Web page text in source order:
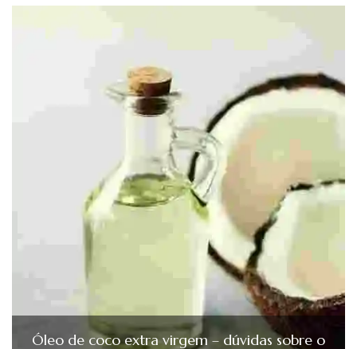
Óleo de coco extra virgem – dúvidas sobre o